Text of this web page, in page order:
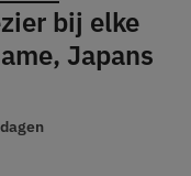
bij elke
Japans